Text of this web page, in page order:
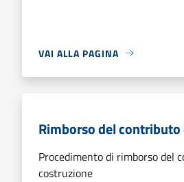
VAI ALLA PAGINA
Rimborso del
Procedimento di rimborso del
costruzione